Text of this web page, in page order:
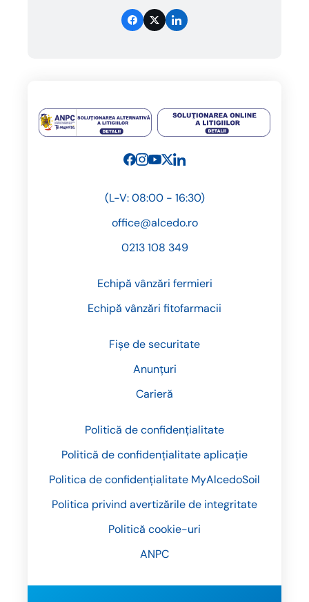
Fișe de securitate
Anunțuri
Carieră
Politică de confidențialitate
Politică de confidențialitate aplicație
Politica de confidențialitate MyAlcedoSoil
Politica privind avertizările de integritate
Politică cookie-uri
ANPC
(L-V: 08:00 - 16:30)
office@alcedo.ro
0213 108 349
Echipă vânzări fermieri
Echipă vânzări fitofarmacii